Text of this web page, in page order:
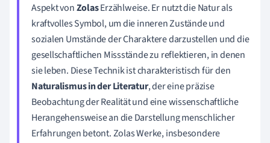
Aspekt vonZolasErzählweise. Er nutzt die Natur als
kraftvolles Symbol, um die inneren Zustände und
sozialen Umstände der Charaktere darzustellen und die
gesellschaftlichen Missstände zu reflektieren, in denen
sie leben. Diese Technik ist charakteristisch für den
Naturalismus in der Literatur, der eine präzise
Beobachtung der Realität und eine wissenschaftliche
Herangehensweise an die Darstellung menschlicher
Erfahrungen betont. Zolas Werke, insbesondere